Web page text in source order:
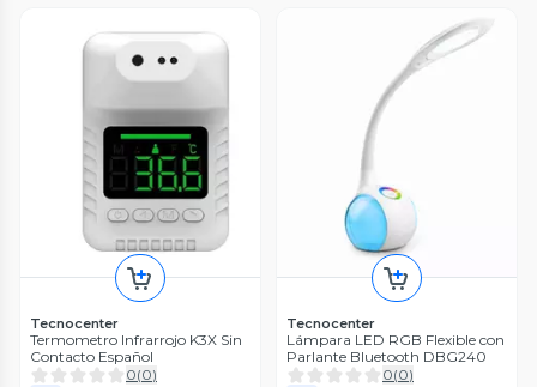
Tecnocenter
Termometro Infrarrojo K3X Sin
Contacto Español
0(0)
Tecnocenter
Lámpara LED RGB Flexible con
Parlante Bluetooth DBG240
0(0)